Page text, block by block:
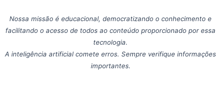
Nossa missão é educacional, democratizando o conhecimento e
facilitando o acesso de todos ao conteúdo proporcionado por essa
tecnologia.
A inteligência artificial comete erros. Sempre verifique informações
importantes.